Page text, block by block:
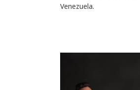
Venezuela.